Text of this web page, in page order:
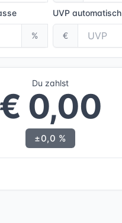
%
UVP automatisch
€
Du zahlst
€ 0,00
±0,0 %